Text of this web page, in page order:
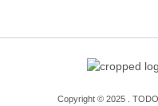
Copyright © 2025 .